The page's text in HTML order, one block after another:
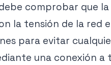
comprobar que
la tensión de la red
para evitar
una conexión a